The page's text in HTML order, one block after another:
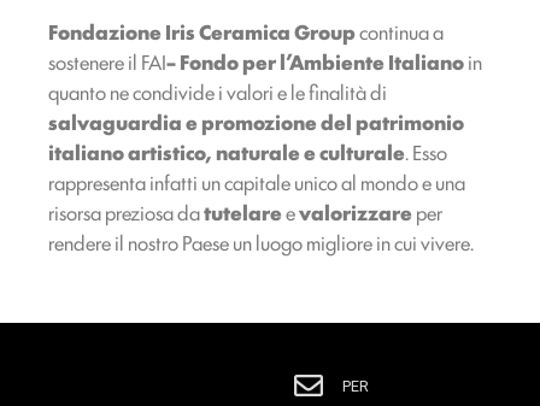
Fondazione Iris Ceramica Groupcontinua a
sostenere il FAI– Fondo per l’Ambiente Italianoin
quanto ne condivide i valori e le finalità di
salvaguardia e promozione del patrimonio
italiano artistico, naturale e culturale. Esso
rappresenta infatti un capitale unico al mondo e una
risorsa preziosa datutelareevalorizzare per
rendere il nostro Paese un luogo migliore in cui vivere.
PER